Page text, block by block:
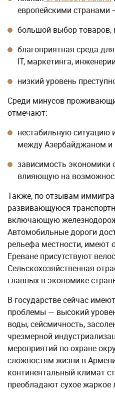
европейскими странами
большой выбор товаров,
благоприятная среда
IT, маркетинга,
низкий уровень
Среди минусов
отмечают:
нестабильную ситуацию
между Азербайджаном
зависимость экономики
влияющую на
Также, по отзывам
развивающуюся
включающую
Автомобильные дороги
рельефа местности, имеют
Ереване присутствуют
Сельскохозяйственная
главных в экономике
В государстве сейчас
проблемы — высокий
воды, сейсмичность,
чрезмерной
мероприятий по охране
сложностям жизни в
континентальный климат
преобладают сухое жаркое